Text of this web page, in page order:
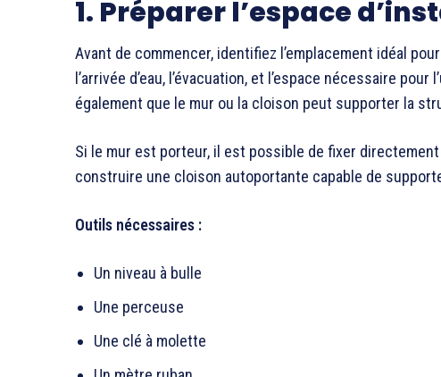
1. Préparer l’espace
Avant de commencer, identifiez l’emplacement idéal
l’arrivée d’eau, l’évacuation, et l’espace nécessaire
également que le mur ou la cloison peut supporter la
Si le mur est porteur, il est possible de fixer
construire une cloison autoportante capable de
Outils nécessaires :
Un niveau à bulle
Une perceuse
Une clé à molette